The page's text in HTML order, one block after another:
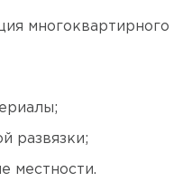
многоквартирного
развязки;
местности.